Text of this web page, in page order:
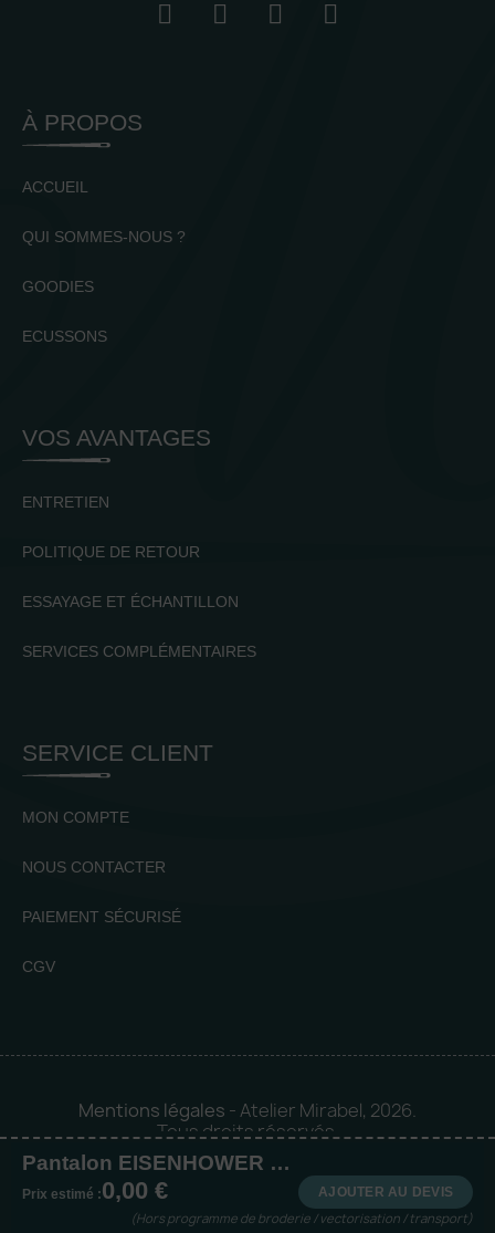
Pantalon EISENHOWER homme (EH26800)
Prix estimé :0,00 € AJOUTER AU DEVIS
(Hors programme de broderie / vectorisation / transport)
À PROPOS
ACCUEIL
QUI SOMMES-NOUS ?
GOODIES
ECUSSONS
VOS AVANTAGES
ENTRETIEN
POLITIQUE DE RETOUR
ESSAYAGE ET ÉCHANTILLON
SERVICES COMPLÉMENTAIRES
SERVICE CLIENT
MON COMPTE
NOUS CONTACTER
PAIEMENT SÉCURISÉ
CGV
Mentions légales - Atelier Mirabel, 2026.
Tous droits réservés.
Mise en orbite 🪐 byLogia |
Agence web et communication